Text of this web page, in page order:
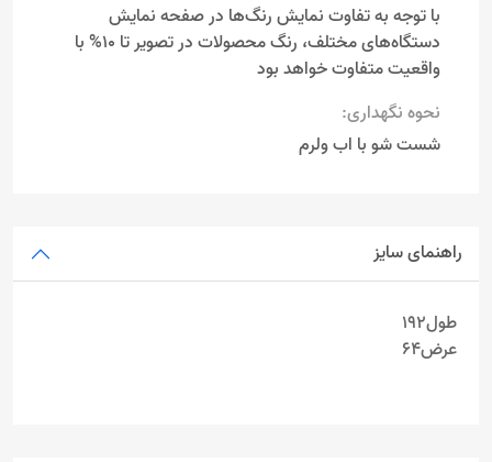
با توجه به تفاوت نمایش رنگ‌ها در صفحه نمایش
دستگاه‌های مختلف، رنگ محصولات در تصویر تا 10% با
واقعیت متفاوت خواهد بود
نحوه نگهداری:
شست شو با اب ولرم
راهنمای سایز
طول192
عرض64